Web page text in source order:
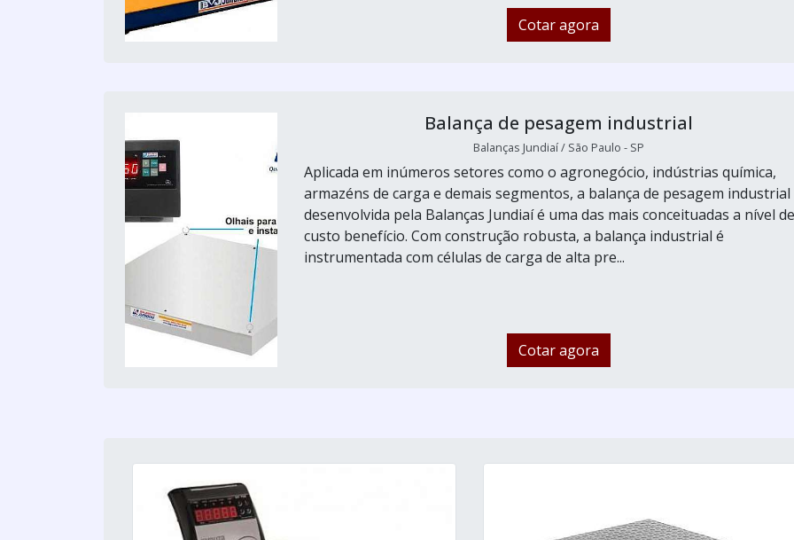
Cotar agora
Balança de pesagem industrial
Balanças Jundiaí / São Paulo - SP
Aplicada em inúmeros setores como o agronegócio, indústrias química,
armazéns de carga e demais segmentos, a balança de pesagem industrial
desenvolvida pela Balanças Jundiaí é uma das mais conceituadas a nível de
custo benefício. Com construção robusta, a balança industrial é
instrumentada com células de carga de alta pre...
Cotar agora